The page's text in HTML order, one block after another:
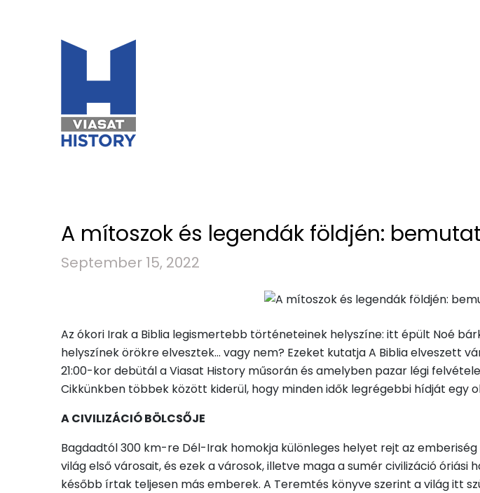
A mítoszok és legendák földjén:
September 15, 2022
Az ókori Irak a Biblia legismertebb történeteinek helyszíne: itt épült Noé
helyszínek örökre elvesztek… vagy nem? Ezeket kutatja A Biblia elveszett
21:00-kor debütál a Viasat History műsorán és amelyben pazar légi
Cikkünkben többek között kiderül, hogy minden idők legrégebbi hídját
A CIVILIZÁCIÓ BÖLCSŐJE
Bagdadtól 300 km-re Dél-Irak homokja különleges helyet rejt az
világ első városait, és ezek a városok, illetve maga a sumér civilizáció
később írtak teljesen más emberek. A Teremtés könyve szerint a világ itt